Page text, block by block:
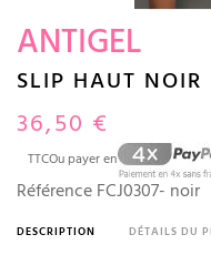
ANTIGEL
SLIP HAUT NOIR
36,50 €
TTCOu payer en
Référence FCJ0307- noir
DESCRIPTION DÉTAILS DU